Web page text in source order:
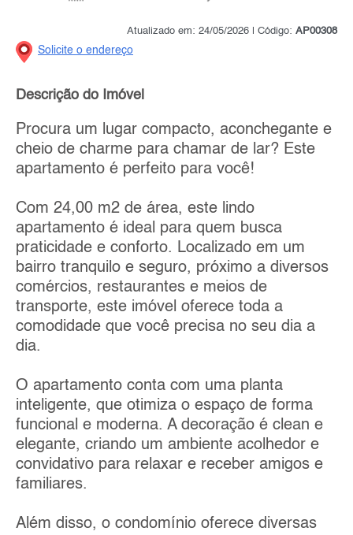
Atualizado em: 24/05/2026 | Código: AP00308
Solicite o endereço
Descrição do Imóvel
Procura um lugar compacto, aconchegante e
cheio de charme para chamar de lar? Este
apartamento é perfeito para você!
Com 24,00 m2 de área, este lindo
apartamento é ideal para quem busca
praticidade e conforto. Localizado em um
bairro tranquilo e seguro, próximo a diversos
comércios, restaurantes e meios de
transporte, este imóvel oferece toda a
comodidade que você precisa no seu dia a
dia.
O apartamento conta com uma planta
inteligente, que otimiza o espaço de forma
funcional e moderna. A decoração é clean e
elegante, criando um ambiente acolhedor e
convidativo para relaxar e receber amigos e
familiares.
Além disso, o condomínio oferece diversas